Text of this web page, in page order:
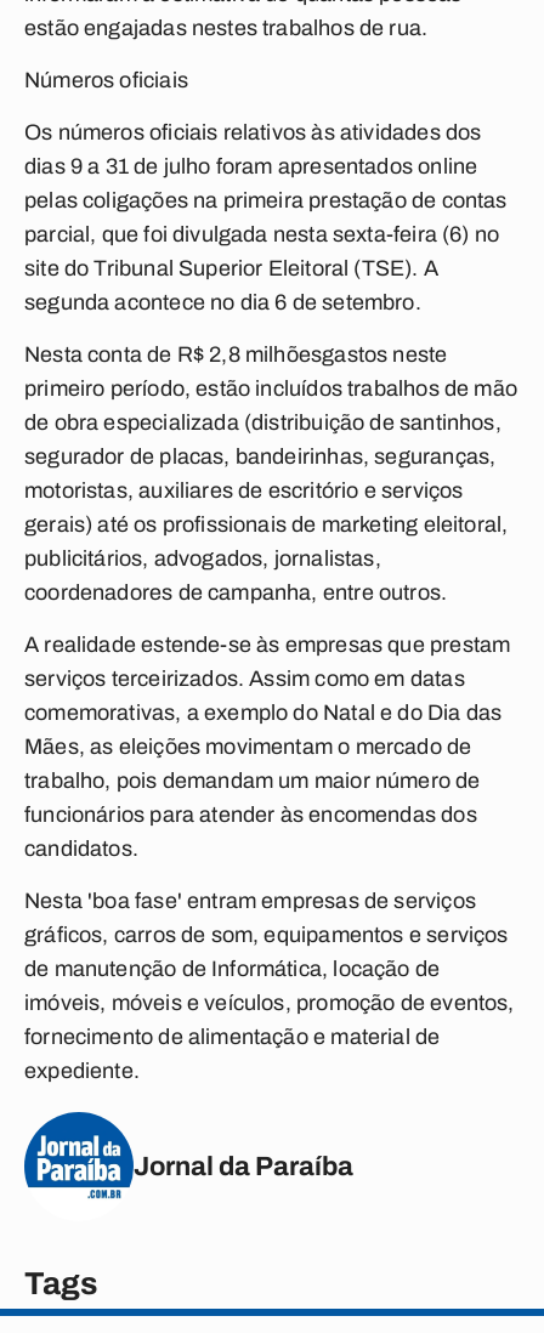
estão engajadas nestes trabalhos de rua.
Números oficiais
Os números oficiais relativos às atividades dos
dias 9 a 31 de julho foram apresentados online
pelas coligações na primeira prestação de contas
parcial, que foi divulgada nesta sexta-feira (6) no
site do Tribunal Superior Eleitoral (TSE). A
segunda acontece no dia 6 de setembro.
Nesta conta de R$ 2,8 milhõesgastos neste
primeiro período, estão incluídos trabalhos de mão
de obra especializada (distribuição de santinhos,
segurador de placas, bandeirinhas, seguranças,
motoristas, auxiliares de escritório e serviços
gerais) até os profissionais de marketing eleitoral,
publicitários, advogados, jornalistas,
coordenadores de campanha, entre outros.
A realidade estende-se às empresas que prestam
serviços terceirizados. Assim como em datas
comemorativas, a exemplo do Natal e do Dia das
Mães, as eleições movimentam o mercado de
trabalho, pois demandam um maior número de
funcionários para atender às encomendas dos
candidatos.
Nesta 'boa fase' entram empresas de serviços
gráficos, carros de som, equipamentos e serviços
de manutenção de Informática, locação de
imóveis, móveis e veículos, promoção de eventos,
fornecimento de alimentação e material de
expediente.
Jornal da Paraíba
Tags